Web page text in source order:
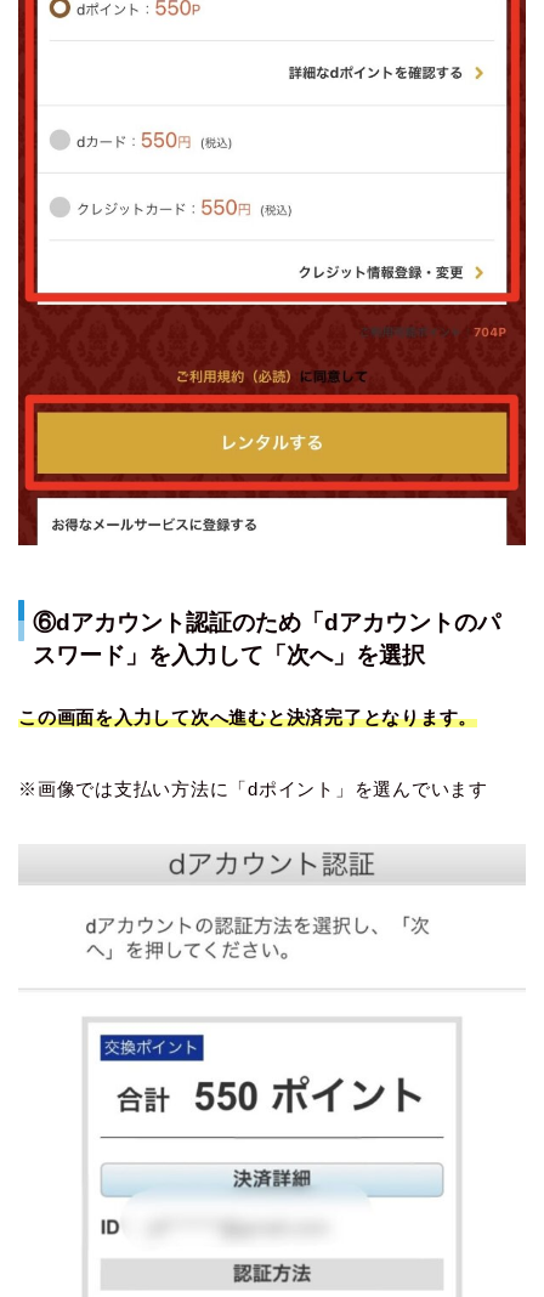
⑥dアカウント認証のため「dアカウントのパ
スワード」を入力して「次へ」を選択
この画面を入力して次へ進むと決済完了となります。
※画像では支払い方法に「dポイント」を選んでいます